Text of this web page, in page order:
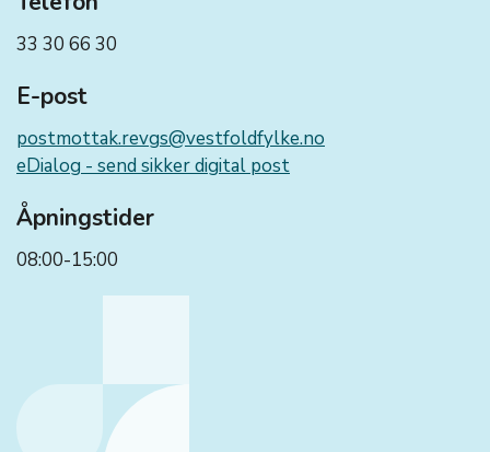
33 30 66 30
E-post
postmottak.revgs@vestfoldfylke.no
eDialog - send sikker digital post
Åpningstider
08:00-15:00